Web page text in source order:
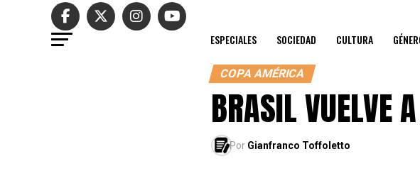
ESPECIALES SOCIEDAD CULTURA
COPA AMÉRICA
BRASIL VUELVE
Por Gianfranco Toffoletto